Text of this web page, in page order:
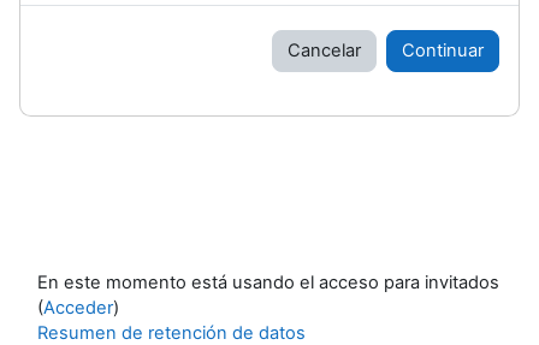
Cancelar Continuar
En este momento está usando el acceso para invitados
(Acceder)
Resumen de retención de datos